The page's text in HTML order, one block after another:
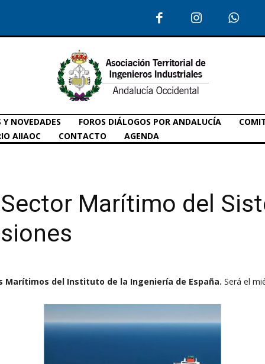
NOVEDADES FOROS DIÁLOGOS POR ANDALUCÍA
AIIAOC
CONTACTO AGENDA
Marítimo del
Marítimos del Instituto de la Ingeniería de España. Será el